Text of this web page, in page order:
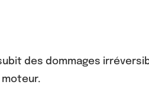
des dommages